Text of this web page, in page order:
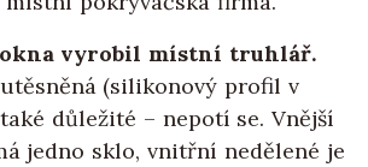
okna vyrobil místní truhlář.
(silikonový profil v
důležité – nepotí se. Vnější
jedno sklo, vnitřní nedělené je